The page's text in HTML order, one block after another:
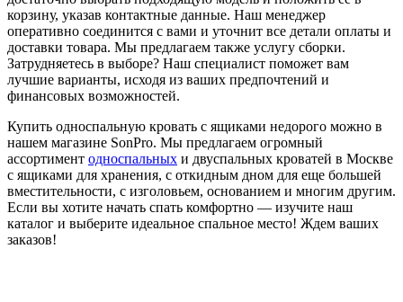
корзину, указав контактные данные. Наш менеджер
оперативно соединится с вами и уточнит все детали оплаты и
доставки товара. Мы предлагаем также услугу сборки.
Затрудняетесь в выборе? Наш специалист поможет вам
лучшие варианты, исходя из ваших предпочтений и
финансовых возможностей.
Купить односпальную кровать с ящиками недорого можно в
нашем магазине SonPro. Мы предлагаем огромный
ассортимент односпальных и двуспальных кроватей в Москве
с ящиками для хранения, с откидным дном для еще большей
вместительности, с изголовьем, основанием и многим другим.
Если вы хотите начать спать комфортно — изучите наш
каталог и выберите идеальное спальное место! Ждем ваших
заказов!